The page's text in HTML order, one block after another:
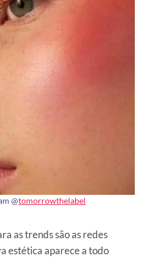
@tomorrowthelabel
as trends são as redes
estética aparece a todo